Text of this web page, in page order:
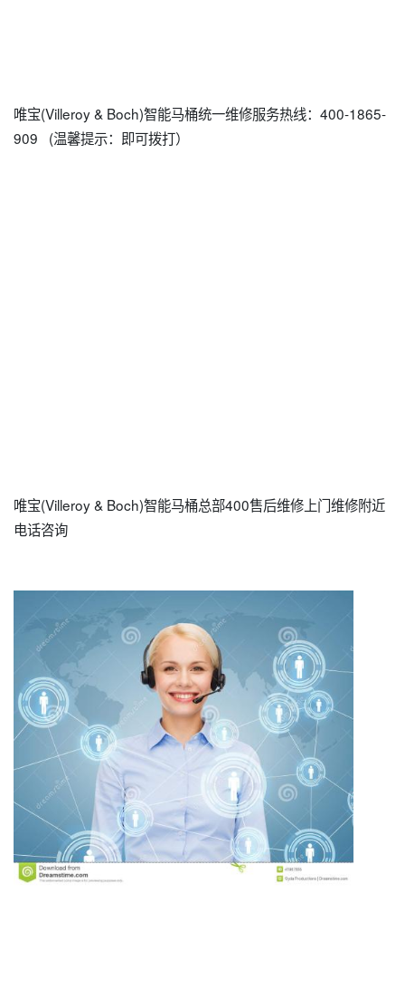
唯宝(Villeroy & Boch)智能马桶统一维修服务热线：400-1865-
909 (温馨提示：即可拨打）
唯宝(Villeroy & Boch)智能马桶总部400售后维修上门维修附近
电话咨询